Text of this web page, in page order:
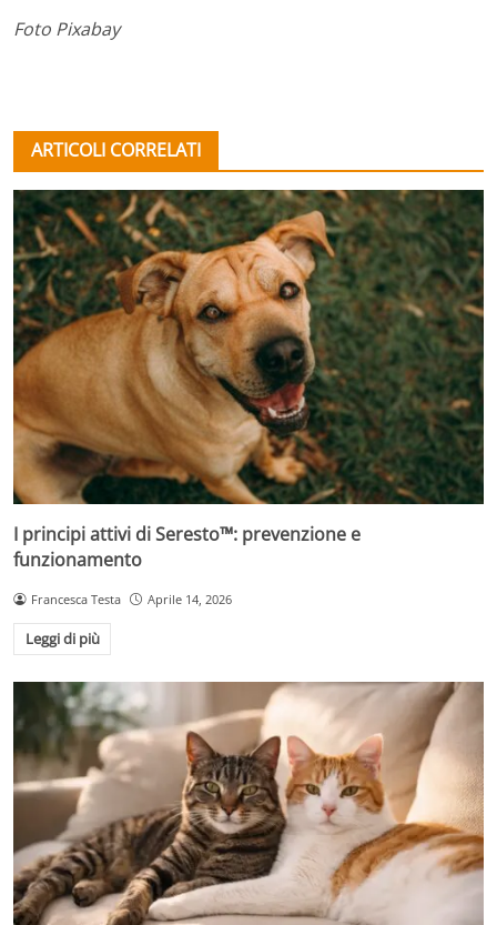
Foto Pixabay
ARTICOLI CORRELATI
I principi attivi di Seresto™: prevenzione e
funzionamento
Francesca Testa Aprile 14, 2026
Leggi di più